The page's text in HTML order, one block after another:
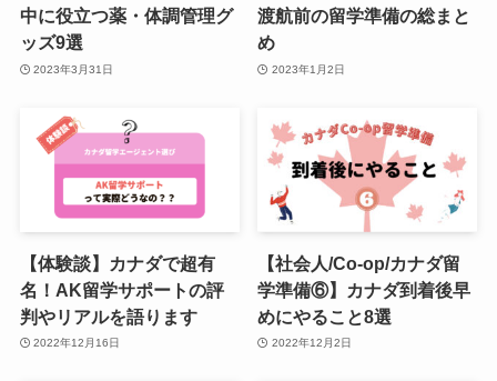
中に役立つ薬・体調管理グ
ッズ9選
2023年3月31日
渡航前の留学準備の総まと
め
2023年1月2日
【体験談】カナダで超有
名！AK留学サポートの評
判やリアルを語ります
2022年12月16日
【社会人/Co-op/カナダ留
学準備⑥】カナダ到着後早
めにやること8選
2022年12月2日